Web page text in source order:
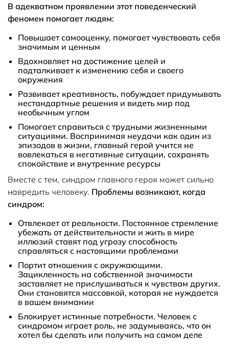
В адекватном проявлении этот поведенческий
феномен помогает людям:
Повышает самооценку, помогает чувствовать себя
значимым и ценным
Вдохновляет на достижение целей и
подталкивает к изменению себя и своего
окружения
Развивает креативность, побуждает придумывать
нестандартные решения и видеть мир под
необычным углом
Помогает справиться с трудными жизненными
ситуациями. Воспринимая неудачи как один из
эпизодов в жизни, главный герой учится не
вовлекаться в негативные ситуации, сохранять
спокойствие и внутренние ресурсы
Вместе с тем, синдром главного героя может сильно
навредить человеку. Проблемы возникают, когда
синдром:
Отвлекает от реальности. Постоянное стремление
убежать от действительности и жить в мире
иллюзий ставят под угрозу способность
справляться с настоящими проблемами
Портит отношения с окружающими.
Зацикленность на собственной значимости
заставляет не прислушиваться к чувствам других.
Они становятся массовкой, которая не нуждается
в вашем внимании
Блокирует истинные потребности. Человек с
синдромом играет роль, не задумываясь, что он
хотел бы сделать или получить на самом деле